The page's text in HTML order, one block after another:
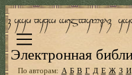
Электронная
По авторам: А Б В Г Д Е Ж З И